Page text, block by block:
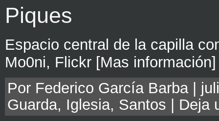
Piques
Espacio central de la capilla
Mo0ni, Flickr [Mas información]
Por Federico García Barba |
Guarda, Iglesia, Santos | Deja